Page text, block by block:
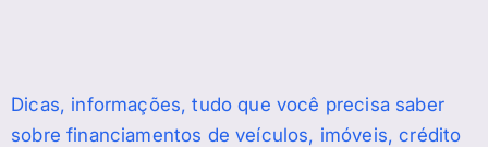
Dicas, informações, tudo que você precisa saber
sobre financiamentos de veículos, imóveis, crédito